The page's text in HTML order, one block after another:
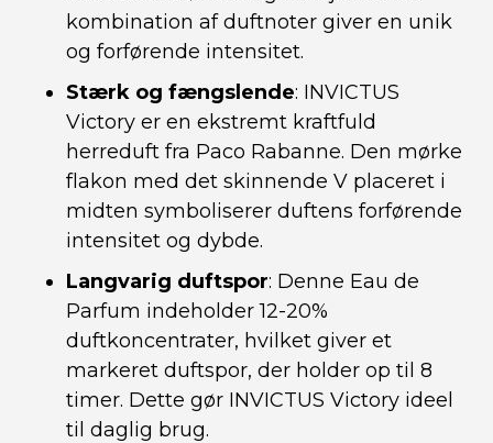
kombination af duftnoter giver en unik
og forførende intensitet.
Stærk og fængslende: INVICTUS
Victory er en ekstremt kraftfuld
herreduft fra Paco Rabanne. Den mørke
flakon med det skinnende V placeret i
midten symboliserer duftens forførende
intensitet og dybde.
Langvarig duftspor: Denne Eau de
Parfum indeholder 12-20%
duftkoncentrater, hvilket giver et
markeret duftspor, der holder op til 8
timer. Dette gør INVICTUS Victory ideel
til daglig brug.